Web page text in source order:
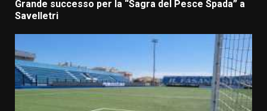
Grande successo per la “Sagra del Pesce Spada” a
Savelletri